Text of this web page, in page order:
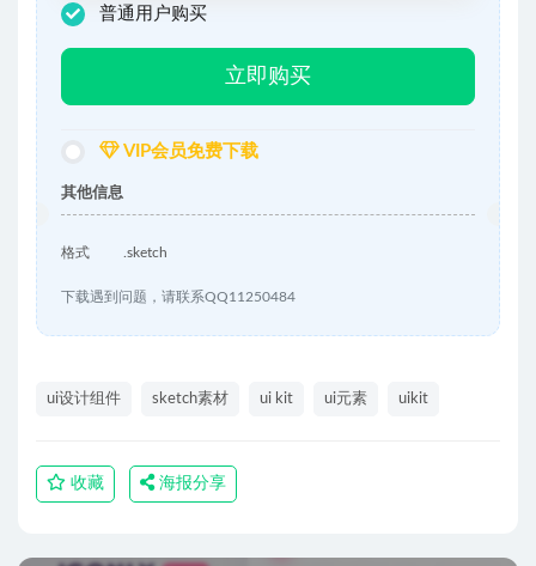
普通用户购买
立即购买
VIP会员免费下载
其他信息
格式 .sketch
下载遇到问题，请联系QQ11250484
ui设计组件 sketch素材 ui kit ui元素 uikit
收藏 海报分享